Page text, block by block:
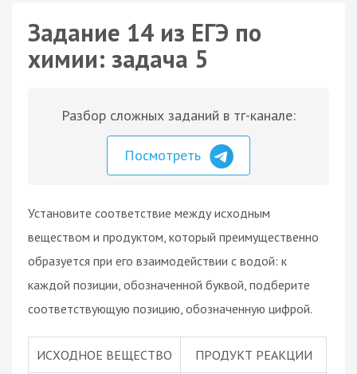
Задание 14 из ЕГЭ по
химии: задача 5
Разбор сложных заданий в тг-канале:
Посмотреть
Установите соответствие между исходным
веществом и продуктом, который преимущественно
образуется при его взаимодействии с водой: к
каждой позиции, обозначенной буквой, подберите
соответствующую позицию, обозначенную цифрой.
ИСХОДНОЕ ВЕЩЕСТВО ПРОДУКТ РЕАКЦИИ